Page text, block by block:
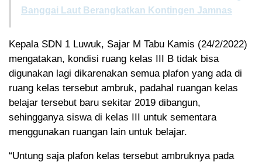
Banggai Laut Berangkatkan Kontingen Jamnas
Kepala SDN 1 Luwuk, Sajar M Tabu Kamis (24/2/2022)
mengatakan, kondisi ruang kelas III B tidak bisa
digunakan lagi dikarenakan semua plafon yang ada di
ruang kelas tersebut ambruk, padahal ruangan kelas
belajar tersebut baru sekitar 2019 dibangun,
sehingganya siswa di kelas III untuk sementara
menggunakan ruangan lain untuk belajar.
“Untung saja plafon kelas tersebut ambruknya pada